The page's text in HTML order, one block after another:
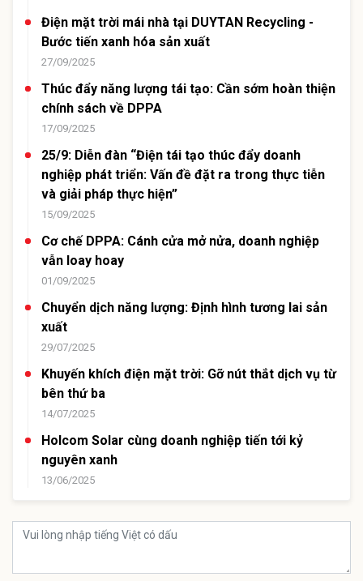
Điện mặt trời mái nhà tại DUYTAN Recycling -
Bước tiến xanh hóa sản xuất
27/09/2025
Thúc đẩy năng lượng tái tạo: Cần sớm hoàn thiện
chính sách về DPPA
17/09/2025
25/9: Diễn đàn “Điện tái tạo thúc đẩy doanh
nghiệp phát triển: Vấn đề đặt ra trong thực tiễn
và giải pháp thực hiện”
15/09/2025
Cơ chế DPPA: Cánh cửa mở nửa, doanh nghiệp
vẫn loay hoay
01/09/2025
Chuyển dịch năng lượng: Định hình tương lai sản
xuất
29/07/2025
Khuyến khích điện mặt trời: Gỡ nút thắt dịch vụ từ
bên thứ ba
14/07/2025
Holcom Solar cùng doanh nghiệp tiến tới kỷ
nguyên xanh
13/06/2025